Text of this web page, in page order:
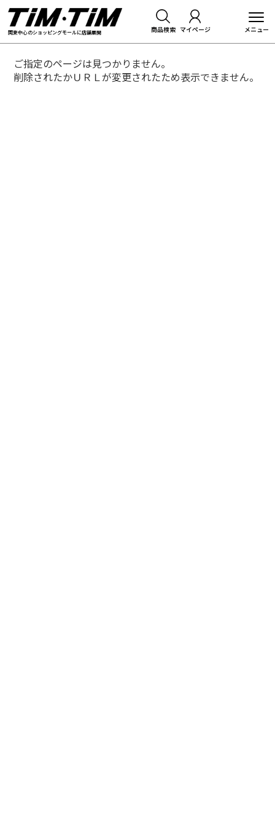
関東中心のショッピングモールに店舗展開 商品検索 マイページ
ご指定のページは見つかりません。
削除されたかＵＲＬが変更されたため表示できません。